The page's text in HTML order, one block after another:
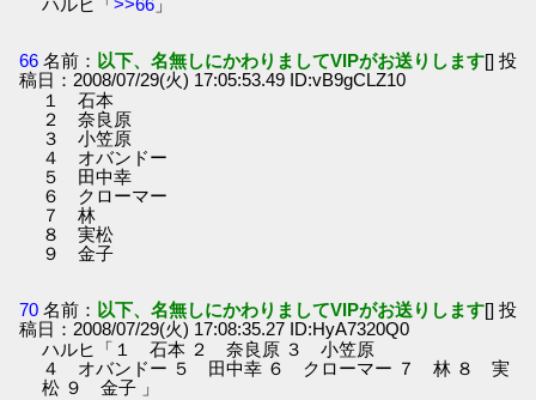
66 名前： 以下、名無しにかわりましてVIPがお送りします[] 投
稿日：2008/07/29(火) 17:05:53.49 ID:vB9gCLZ10
１ 石本
２ 奈良原
３ 小笠原
４ オバンドー
５ 田中幸
６ クローマー
７ 林
８ 実松
９ 金子
70 名前： 以下、名無しにかわりましてVIPがお送りします[] 投
稿日：2008/07/29(火) 17:08:35.27 ID:HyA7320Q0
ハルヒ「１ 石本 ２ 奈良原 ３ 小笠原
４ オバンドー ５ 田中幸 ６ クローマー ７ 林 ８ 実
松 ９ 金子 」